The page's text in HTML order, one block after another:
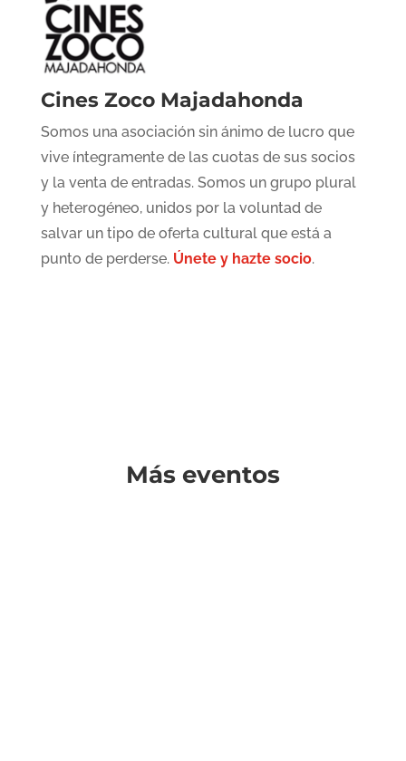
Cines Zoco Majadahonda
Somos una asociación sin ánimo de lucro que
vive íntegramente de las cuotas de sus socios
y la venta de entradas. Somos un grupo plural
y heterogéneo, unidos por la voluntad de
salvar un tipo de oferta cultural que está a
punto de perderse. Únete y hazte socio.
Más eventos